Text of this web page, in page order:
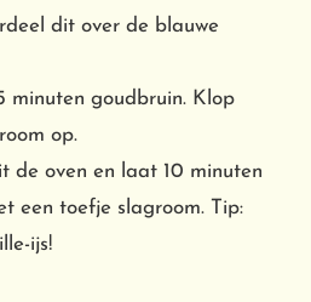
dit over de blauwe
minuten goudbruin. Klop
op.
de oven en laat 10 minuten
een toefje slagroom. Tip:
ijs!